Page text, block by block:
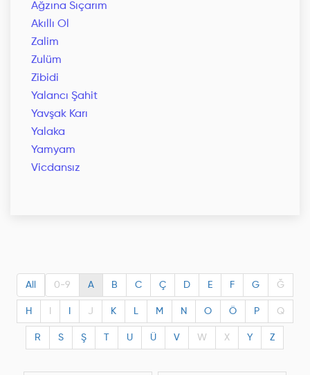
Ağzına Sıçarım
Akıllı Ol
Zalim
Zulüm
Zibidi
Yalancı Şahit
Yavşak Karı
Yalaka
Yamyam
Vicdansız
All 0-9 A B C Ç D E F G Ğ
H J K L M N O Ö P Q
R S Ş U Ü V W X Y Z